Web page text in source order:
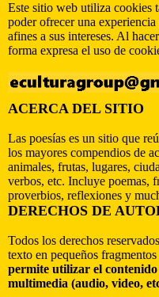
Este sitio web utiliza cookies
poder ofrecer una
afines a sus intereses. Al
forma expresa el uso de
ACERCA DEL SITIO
Las poesías es un sitio que
los mayores compendios de
animales, frutas, lugares,
verbos, etc. Incluye poemas,
proverbios, reflexiones y
DERECHOS DE
Todos los derechos
texto en pequeños
permite utilizar el
multimedia (audio, video,